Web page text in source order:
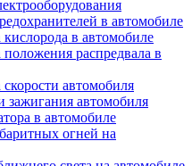
в автомобиле
кислорода в автомобиле
положения распредвала в
автомобиля
зажигания автомобиля
в автомобиле
огней на